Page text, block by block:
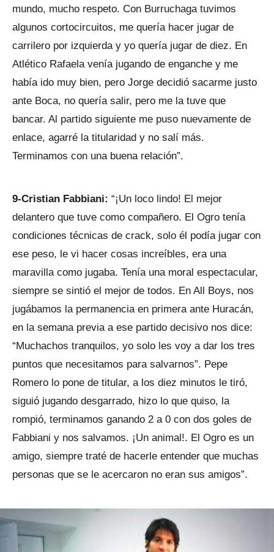
mundo, mucho respeto. Con Burruchaga tuvimos
algunos cortocircuitos, me quería hacer jugar de
carrilero por izquierda y yo quería jugar de diez. En
Atlético Rafaela venía jugando de enganche y me
había ido muy bien, pero Jorge decidió sacarme justo
ante Boca, no quería salir, pero me la tuve que
bancar. Al partido siguiente me puso nuevamente de
enlace, agarré la titularidad y no salí más.
Terminamos con una buena relación”.
9-Cristian Fabbiani: “¡Un loco lindo! El mejor
delantero que tuve como compañero. El Ogro tenía
condiciones técnicas de crack, solo él podía jugar con
ese peso, le vi hacer cosas increíbles, era una
maravilla como jugaba. Tenía una moral espectacular,
siempre se sintió el mejor de todos. En All Boys, nos
jugábamos la permanencia en primera ante Huracán,
en la semana previa a ese partido decisivo nos dice:
“Muchachos tranquilos, yo solo les voy a dar los tres
puntos que necesitamos para salvarnos”. Pepe
Romero lo pone de titular, a los diez minutos le tiró,
siguió jugando desgarrado, hizo lo que quiso, la
rompió, terminamos ganando 2 a 0 con dos goles de
Fabbiani y nos salvamos. ¡Un animal!. El Ogro es un
amigo, siempre traté de hacerle entender que muchas
personas que se le acercaron no eran sus amigos”.